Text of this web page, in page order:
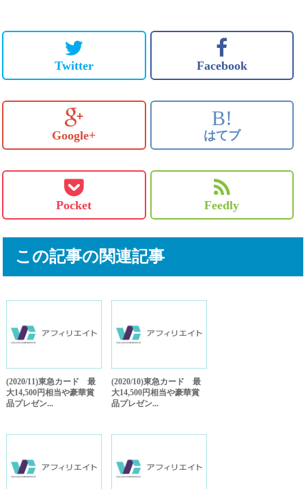
Twitter Facebook
Google+
B!
はてブ
Pocket Feedly
この記事の関連記事
(2020/11)東急カード 最
大14,500円相当や豪華賞
品プレゼン...
(2020/10)東急カード 最
大14,500円相当や豪華賞
品プレゼン...